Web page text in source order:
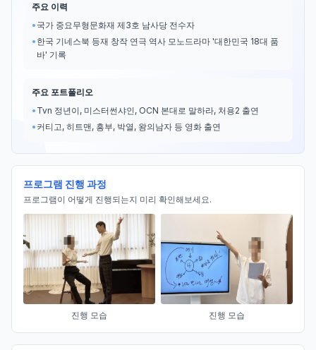
주요 이력
• 국가 중요무형문화재 제3호 남사당 전수자
• 한국 기네스북 등재 창작 연극 역사 모노드라마 '대한민국 18대 품
바' 기록
주요 포트폴리오
• Tvn 정년이, 미스터썬샤인, OCN 본대로 말하라, 처용2 출연
• 커티고, 히트맨, 흥부, 박열, 왕의남자 등 영화 출연
프로그램 진행 과정
프로그램이 어떻게 진행되는지 미리 확인해보세요.
진행 모습 진행 모습